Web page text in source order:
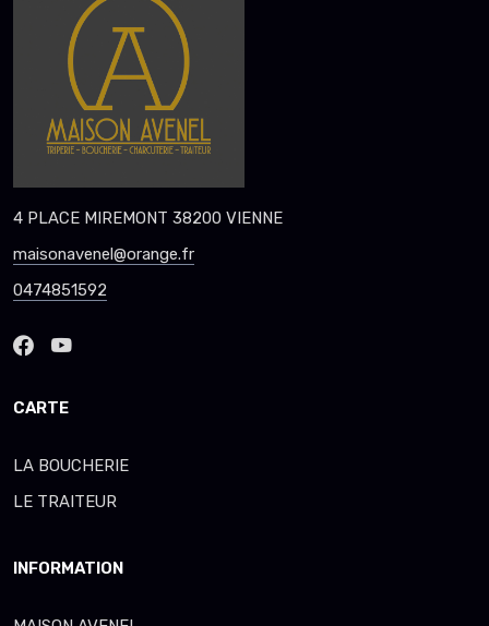
4 PLACE MIREMONT 38200 VIENNE
maisonavenel@orange.fr
0474851592
CARTE
LA BOUCHERIE
LE TRAITEUR
INFORMATION